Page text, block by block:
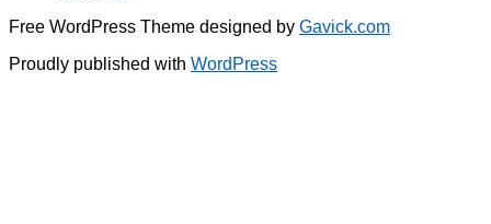
Free WordPress Theme designed by Gavick.com
Proudly published with WordPress